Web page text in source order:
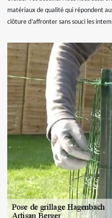
matériaux de qualité qui répondent
clôture d’affronter sans souci les